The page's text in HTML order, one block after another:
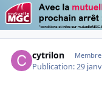
cytrilon Membre
Publication:29